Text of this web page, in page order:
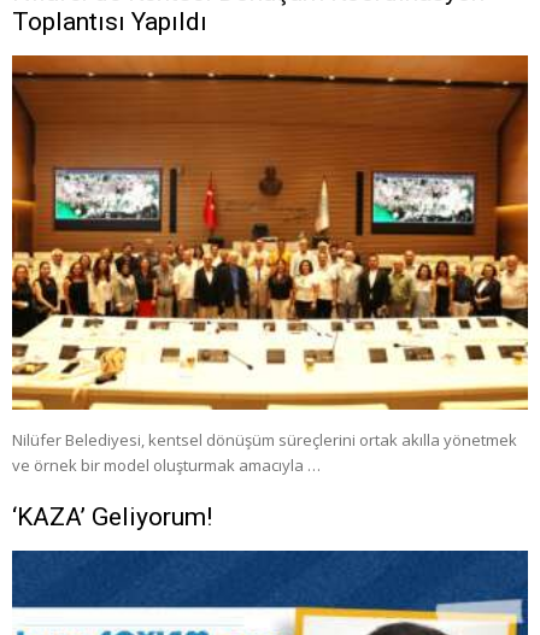
Toplantısı Yapıldı
Nilüfer Belediyesi, kentsel dönüşüm süreçlerini ortak akılla yönetmek
ve örnek bir model oluşturmak amacıyla …
‘KAZA’ Geliyorum!